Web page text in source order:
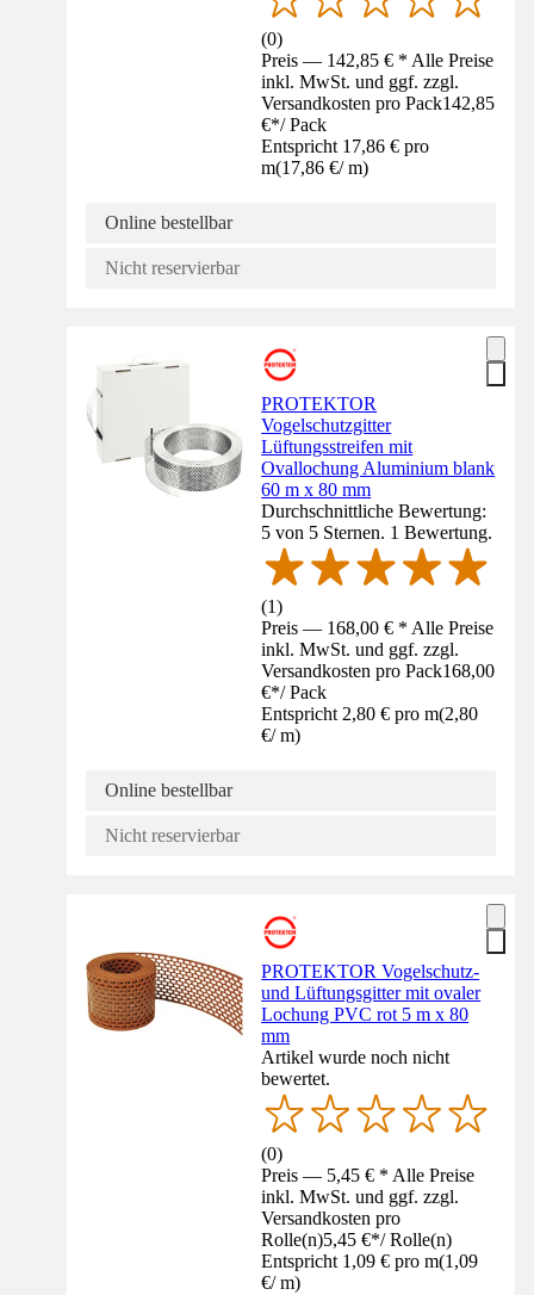
(0)
Preis — 142,85 € * Alle Preise
inkl. MwSt. und ggf. zzgl.
Versandkosten pro Pack142,85
€*/ Pack
Entspricht 17,86 € pro
m(17,86 €/ m)
Online bestellbar
Nicht reservierbar
PROTEKTOR
Vogelschutzgitter
Lüftungsstreifen mit
Ovallochung Aluminium blank
60 m x 80 mm
Durchschnittliche Bewertung:
5 von 5 Sternen. 1 Bewertung.
(1)
Preis — 168,00 € * Alle Preise
inkl. MwSt. und ggf. zzgl.
Versandkosten pro Pack168,00
€*/ Pack
Entspricht 2,80 € pro m(2,80
€/ m)
Online bestellbar
Nicht reservierbar
PROTEKTOR Vogelschutz-
und Lüftungsgitter mit ovaler
Lochung PVC rot 5 m x 80
mm
Artikel wurde noch nicht
bewertet.
(0)
Preis — 5,45 € * Alle Preise
inkl. MwSt. und ggf. zzgl.
Versandkosten pro
Rolle(n)5,45 €*/ Rolle(n)
Entspricht 1,09 € pro m(1,09
€/ m)